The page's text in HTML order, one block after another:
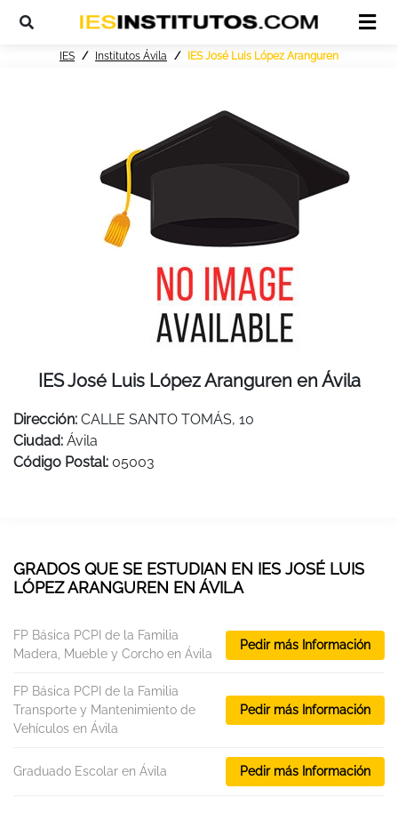
IES Institutos Ávila IES José Luis López Aranguren
IES José Luis López Aranguren en Ávila
Dirección: CALLE SANTO TOMÁS, 10
Ciudad: Ávila
Código Postal: 05003
GRADOS QUE SE ESTUDIAN EN IES JOSÉ LUIS
LÓPEZ ARANGUREN EN ÁVILA
FP Básica PCPI de la Familia
Madera, Mueble y Corcho en Ávila
Pedir más Información
FP Básica PCPI de la Familia
Transporte y Mantenimiento de
Vehículos en Ávila
Pedir más Información
Graduado Escolar en Ávila Pedir más Información